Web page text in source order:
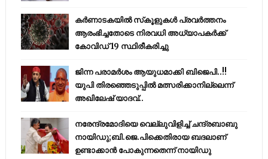
കര്‍ണാടകയില്‍ സ്‌കൂളുകള്‍ പ്രവര്‍ത്തനം
ആരംഭിച്ചതോടെ നിരവധി അധ്യാപകര്‍ക്ക്
കോവിഡ് 19 സ്ഥിരീകരിച്ചു
ജിന്ന പരാമര്‍ശം ആയുധമാക്കി ബിജെപി..!!
യുപി തിരഞ്ഞെടുപ്പില്‍ മത്സരിക്കാനില്ലെന്ന്
അഖിലേഷ് യാദവ്..
നരേന്ദ്രമോദിയെ വെല്ലുവിളിച്ച് ചന്ദ്രബാബു
നായിഡു;ബി.ജെ.പിക്കെതിരായ ബദലാണ്
ഉണ്ടാക്കാന്‍ പോകുന്നതെന്ന് നായിഡു